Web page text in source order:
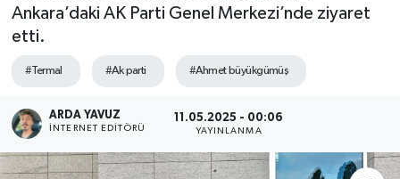
Ankara’daki AK Parti Genel Merkezi’nde ziyaret
etti.
#Termal #Ak parti #Ahmet büyükgümüş
ARDA YAVUZ
İNTERNET EDITÖRÜ
11.05.2025 - 00:06
YAYINLANMA
ULUSAL
İLÇELERİMİZ
RESMİ İLAN